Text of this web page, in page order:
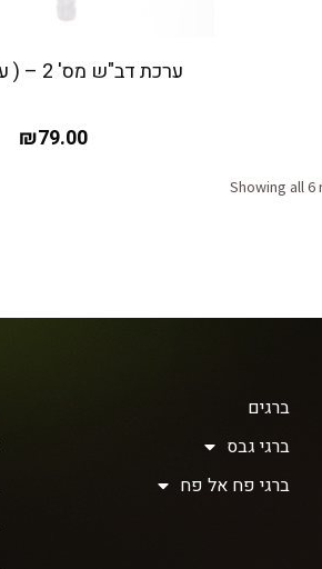
ערכת דב"ש מס' 2 – ( ערכת תקן)
₪79.00
Showing all 6
ברגים
ברגי גבס
ברגי פח אל פח